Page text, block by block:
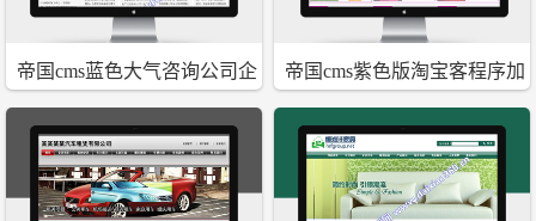
帝国cms蓝色大气咨询公司企
业模板
帝国cms紫色版淘宝客程序加
文章发布系统